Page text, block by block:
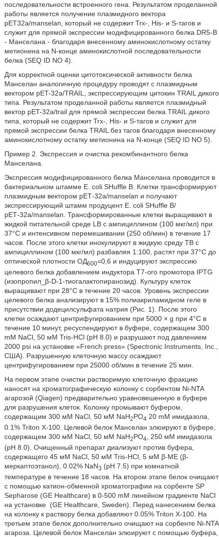
последовательности встроенного гена. Результатом проделанной
работы является получение плазмидного вектора
pET32a/manselan, который не содержит Trx-, His- и S-тагов и
служит для прямой экспрессии модифицированного белка DR5-B
- Манселана - благодаря внесенному аминокислотному остатку
метионина на N-конце аминокислотной последовательности
белка (SEQ ID NO 4).
Для корректной оценки цитотоксической активности белка
Манселан аналогичную процедуру проводят с плазмидным
вектором pET-32a/TRAIL, экспрессирующим цитокин TRAIL дикого
типа. Результатом проделанной работы является плазмидный
вектор pET-32a/trail для прямой экспрессии белка TRAIL дикого
типа, который не содержит Trx-, His- и S-тагов и служит для
прямой экспрессии белка TRAIL без тагов благодаря внесенному
аминокислотному остатку метионина на N-конце (SEQ ID NO 5).
Пример 2. Экспрессия и очистка рекомбинантного белка
Манселана.
Экспрессия модифицированного белка Манселана проводится в
бактериальном штамме Е. coli SHuffle В. Клетки трансформируют
плазмидным вектором рЕТ-32a/manselan и получают
экспрессирующий штамм продуцент Е. coli SHuffle В/
рЕТ-32a/manselan. Трансформированные клетки выращивают в
жидкой питательной среде LB с ампициллином (100 мкг/мл) при
37°С и интенсивном перемешивании (250 об/мин) в течение 17
часов. После этого клетки инокулируют в жидкую среду ТВ с
ампициллином (100 мкг/мл) разбавляя 1:100, растят при 37°С до
оптической плотности ОД600=0,6 и индуцируют экспрессию
целевого белка добавлением индуктора Т7-ого промотора IPTG
(изопропил_β-D-1-тиогалактопиранозид). Культуру клеток
выращивают при 28°С в течение 20 часов. Уровень экспрессии
целевого белка анализируют в 15% полиакриламидном геле в
присутствии додецилсульфата натрия (Рис. 1). После этого
клетки осаждают центрифугированием при 5000 × g при 4°С в
течение 10 минут, ресуспендируют в буфере, содержащем 300
mM NaCl, 50 мМ Tris-HCl (рН 8.0) и разрушают под давлением
2000 psi на установке «French press» (Spectronic Instruments, Inc.,
США). Разрушенную клеточную массу осаждают
центрифугированием при 25000 об/мин в течение 25 мин.
На первом этапе очистки растворимую клеточную фракцию
наносят на хроматографическую колонку с сорбентом Ni-NTA
агарозой (Qiagen) предварительно уравновешенную в буфере
для разрушения клеток. Колонку промывают буфером,
содержащим 300 мМ NaCl, 50 мМ NaH2PO4 20 mM имидазола,
0.1% Triton Х-100. Целевой белок Манселан элюируют в буфере,
содержащем 300 мМ NaCl, 50 мМ NaH2PO4
, 250 мМ имидазола
(рН 8.0). Очищенный препарат диализуют против буфера,
содержащего 45 мМ NaCl, 50 мМ Tris-HCl, 5 мМ β-МЕ (β-
меркаптоэтанол), 0.02% NaN3 (рН 7.5) при комнатной
температуре в течение 18 часов. На втором этапе белок очищают
с помощью катион-обменной хроматографии на сорбенте SP
Sepharose (GE Healthcare) в 0-500 mM линейном градиенте NaCl
на установке (GE Healthcare, Sweden). Перед нанесением белка
на колонку к раствору белка добавляют 0.05% Triton Х-100. На
третьем этапе белок дополнительно очищают на сорбенте Ni-NTA
агароза. Целевой белок Манселан элюируют с помощью буфера,